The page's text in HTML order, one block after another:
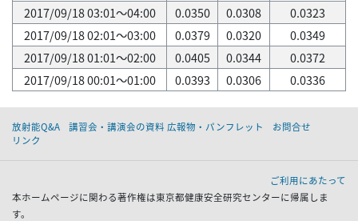
2017/09/18 03:01～04:00
0.0350 0.0308
0.0323
2017/09/18 02:01～03:00
0.0379 0.0320
0.0349
2017/09/18 01:01～02:00
0.0405 0.0344
0.0372
2017/09/18 00:01～01:00
0.0393 0.0306 0.0336
放射能Q&A 講習会・講演会の資料 広報物・パンフレット
お問合せ
リンク
ご利用にあたって
本ホームページに関わる著作権は東京都健康安全研究センターに帰属しま
す。